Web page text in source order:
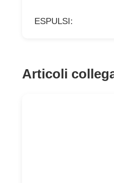
ESPULSI:
Articoli